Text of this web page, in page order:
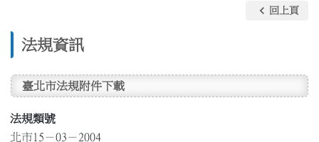
法規資訊
keyboard_arrow_left 回上頁
臺北市法規附件下載
法規類號
北市15－03－2004